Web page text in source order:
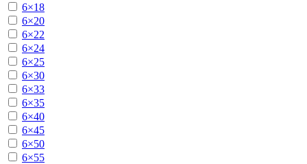
6×18
6×20
6×22
6×24
6×25
6×30
6×33
6×35
6×40
6×45
6×50
6×55